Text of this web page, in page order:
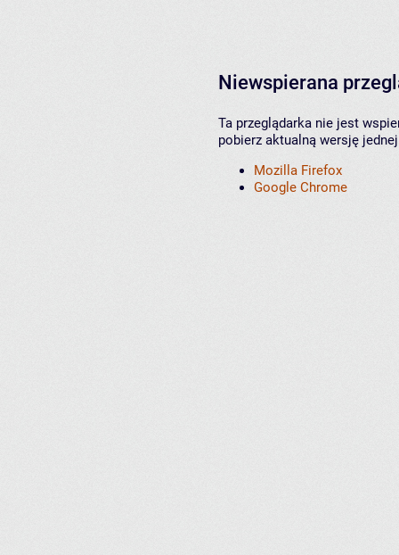
Niewspierana
Ta przeglądarka nie jest
pobierz aktualną wersję
Mozilla Firefox
Google Chrome